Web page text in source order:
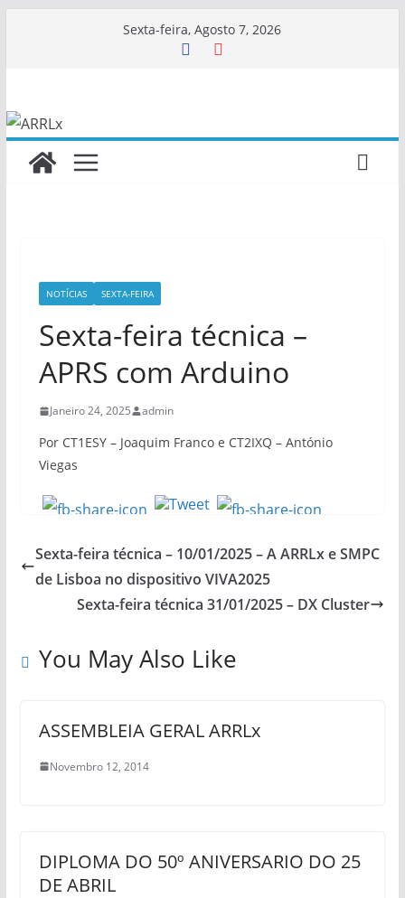
Sexta-feira, Agosto 7, 2026
NOTÍCIAS SEXTA-FEIRA
Sexta-feira técnica –
APRS com Arduino
Janeiro 24, 2025 admin
Por CT1ESY – Joaquim Franco e CT2IXQ – António
Viegas
Sexta-feira técnica – 10/01/2025 – A ARRLx e SMPC
de Lisboa no dispositivo VIVA2025
Sexta-feira técnica 31/01/2025 – DX Cluster
You May Also Like
ASSEMBLEIA GERAL ARRLx
Novembro 12, 2014
DIPLOMA DO 50º ANIVERSARIO DO 25
DE ABRIL